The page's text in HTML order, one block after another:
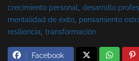
crecimiento personal
desarrollo
mentalidad de éxito
pensamiento
resiliencia
transformación
Facebook